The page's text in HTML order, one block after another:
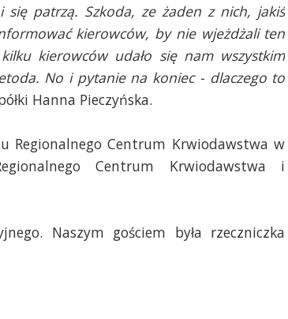
patrzą. Szkoda, ze żaden z nich, jakiś
kierowców, by nie wjeżdżali ten
kierowców udało się nam wszystkim
No i pytanie na koniec - dlaczego to
Hanna Pieczyńska.
Centrum Krwiodawstwa w
Centrum Krwiodawstwa i
Naszym gościem była rzeczniczka